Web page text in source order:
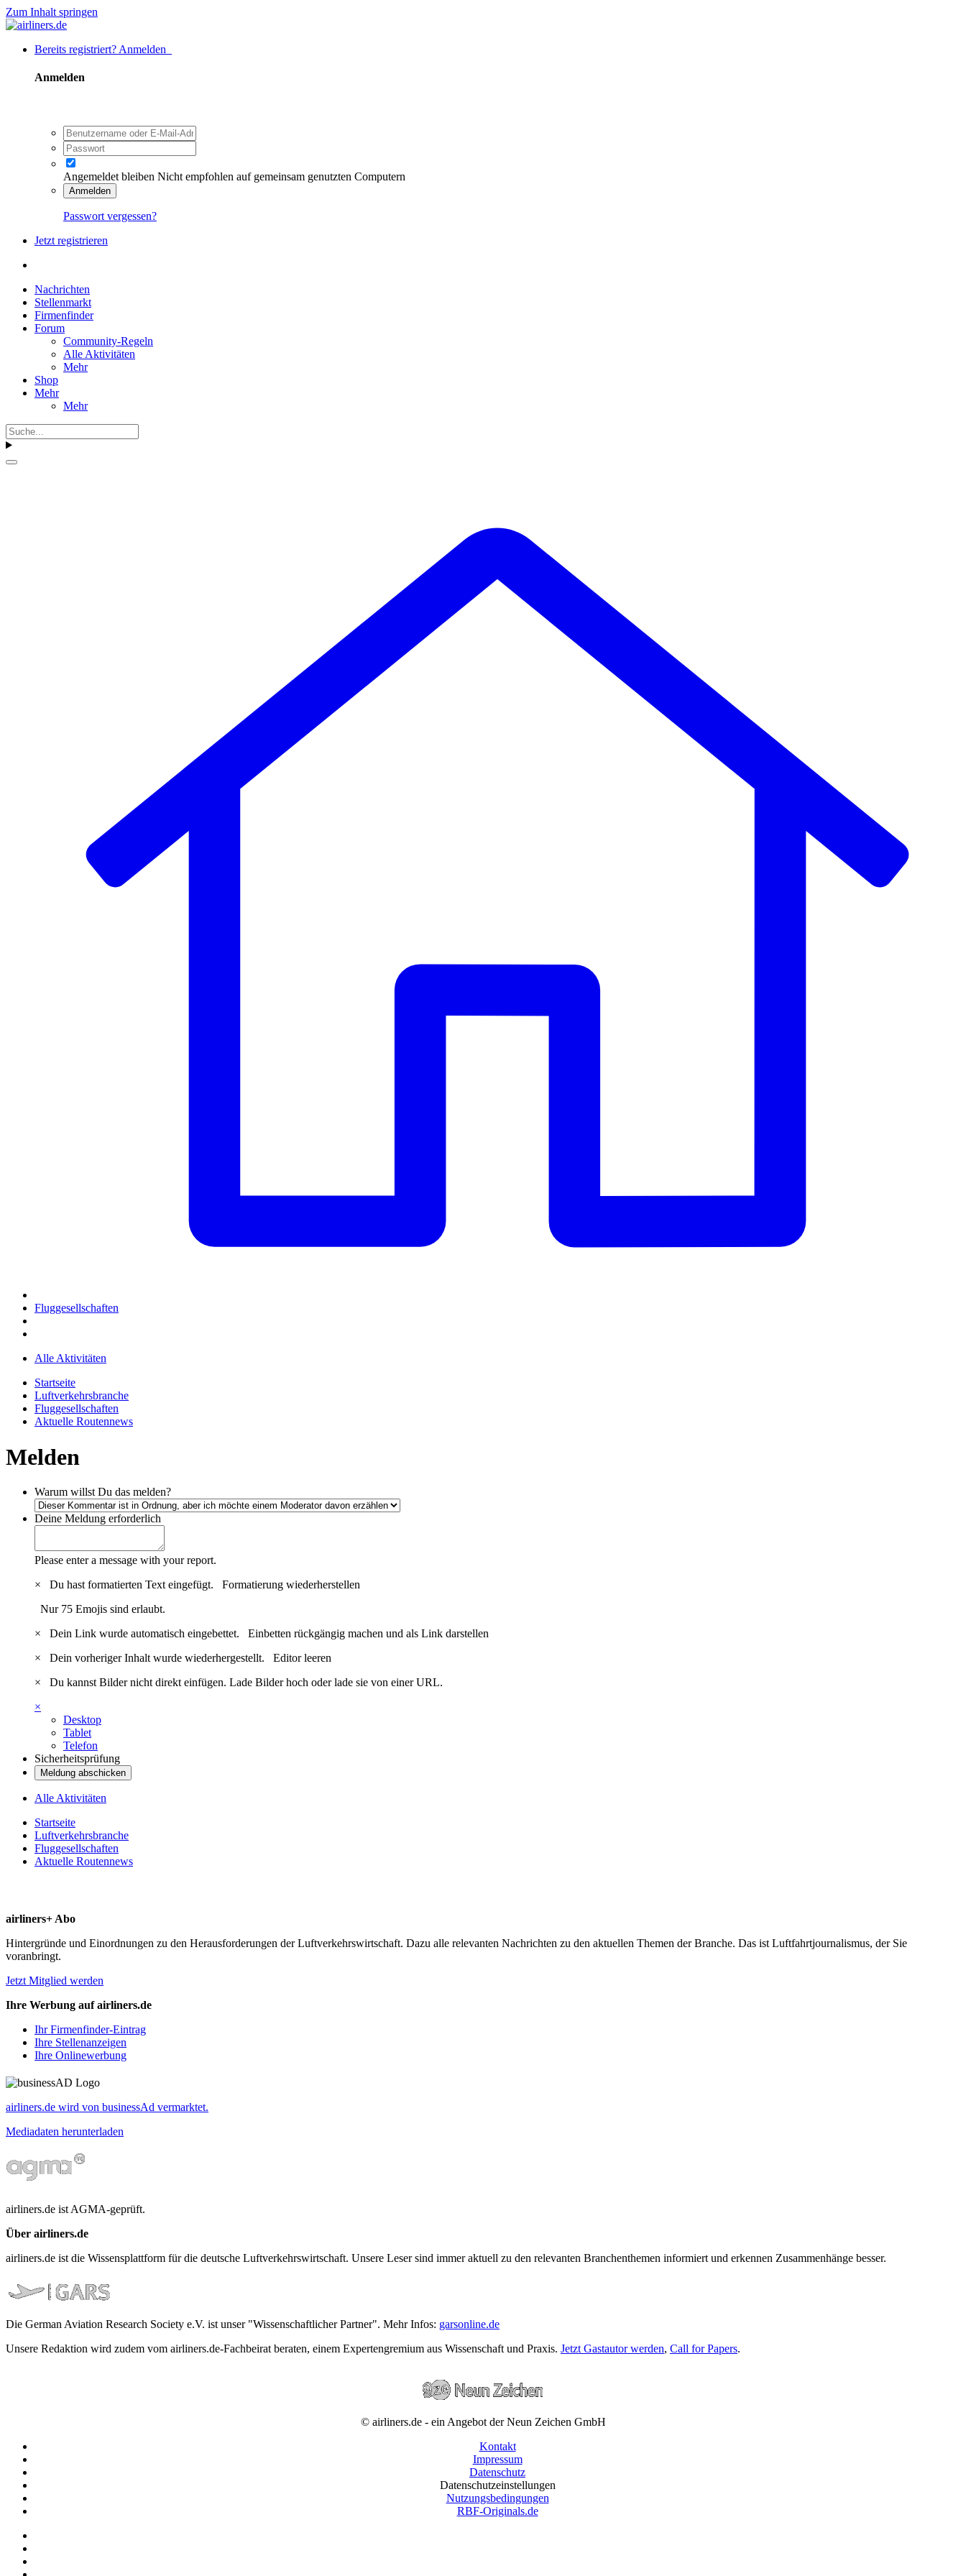
Zum Inhalt springen
Bereits registriert? Anmelden
Anmelden
Angemeldet bleiben Nicht empfohlen auf gemeinsam genutzten Computern
Anmelden
Passwort vergessen?
Jetzt registrieren
Nachrichten
Stellenmarkt
Firmenfinder
Forum
Community-Regeln
Alle Aktivitäten
Mehr
Shop
Mehr
Mehr
Fluggesellschaften
Alle Aktivitäten
Startseite
Luftverkehrsbranche
Fluggesellschaften
Aktuelle Routennews
Melden
Warum willst Du das melden?
Deine Meldung erforderlich
Please enter a message with your report.
×
Du hast formatierten Text eingefügt. Formatierung wiederherstellen
Nur 75 Emojis sind erlaubt.
×
Dein Link wurde automatisch eingebettet. Einbetten rückgängig machen und als Link darstellen
×
Dein vorheriger Inhalt wurde wiederhergestellt. Editor leeren
×
Du kannst Bilder nicht direkt einfügen. Lade Bilder hoch oder lade sie von einer URL.
×
Desktop
Tablet
Telefon
Sicherheitsprüfung
Meldung abschicken
Alle Aktivitäten
Startseite
Luftverkehrsbranche
Fluggesellschaften
Aktuelle Routennews
airliners+ Abo
Hintergründe und Einordnungen zu den Herausforderungen der Luftverkehrswirtschaft. Dazu alle relevanten Nachrichten zu den aktuellen Themen der Branche. Das ist Luftfahrtjournalismus, der Sie
voranbringt.
Jetzt Mitglied werden
Ihre Werbung auf airliners.de
Ihr Firmenfinder-Eintrag
Ihre Stellenanzeigen
Ihre Onlinewerbung
airliners.de wird von businessAd vermarktet.
Mediadaten herunterladen
airliners.de ist AGMA-geprüft.
Über airliners.de
airliners.de ist die Wissensplattform für die deutsche Luftverkehrswirtschaft. Unsere Leser sind immer aktuell zu den relevanten Branchenthemen informiert und erkennen Zusammenhänge besser.
Die German Aviation Research Society e.V. ist unser "Wissenschaftlicher Partner". Mehr Infos: garsonline.de
Unsere Redaktion wird zudem vom airliners.de-Fachbeirat beraten, einem Expertengremium aus Wissenschaft und Praxis. Jetzt Gastautor werden, Call for Papers.
© airliners.de - ein Angebot der Neun Zeichen GmbH
Kontakt
Impressum
Datenschutz
Datenschutzeinstellungen
Nutzungsbedingungen
RBF-Originals.de